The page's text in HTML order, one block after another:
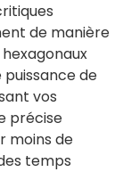
de manière
de
vos
précise
moins de
temps